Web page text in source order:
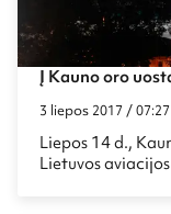
Į Kauno oro
3 liepos 2017 / 07:27
Liepos 14 d.,
Lietuvos